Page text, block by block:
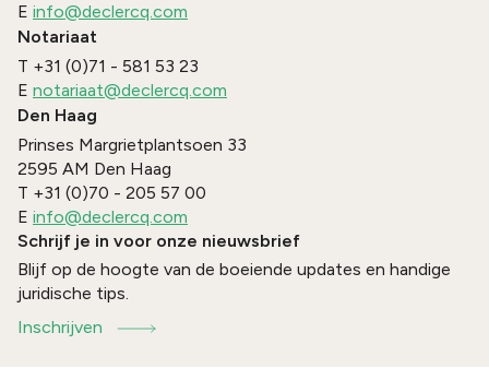
E info@declercq.com
Notariaat
T +31 (0)71 - 581 53 23
E notariaat@declercq.com
Den Haag
Prinses Margrietplantsoen 33
2595 AM Den Haag
T +31 (0)70 - 205 57 00
E info@declercq.com
Schrijf je in voor onze nieuwsbrief
Blijf op de hoogte van de boeiende updates en handige
juridische tips.
Inschrijven